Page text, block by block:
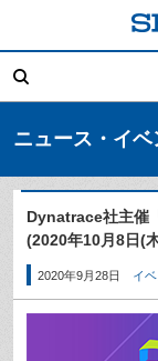
索:
ニュース・イベ
Dynatrace社主催
(2020年10月8日(
2020年9月28日 イ